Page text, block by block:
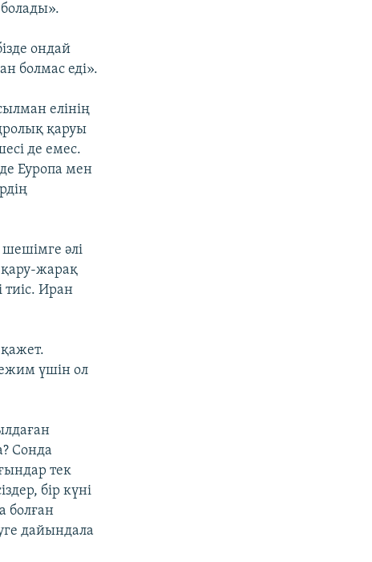
ондай
болмас еді».
елінің
қаруы
де емес.
Еуропа мен
әлі
жарақ
Иран
үшін ол
Сонда
тек
бір күні
болған
дайындала